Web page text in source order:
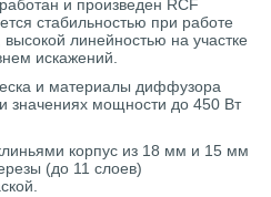
и произведен RCF
стабильностью при работе
линейностью на участке
искажений.
и материалы диффузора
значениях мощности до 450 Вт
корпус из 18 мм и 15 мм
(до 11 слоев)